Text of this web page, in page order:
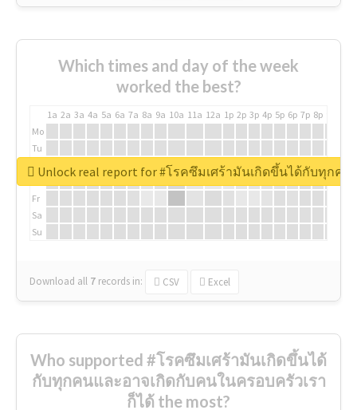
Which times and day of the week
worked the best?
1a 2a 3a 4a 5a 6a 7a 8a 9a 10a 11a 12a 1p 2p 3p 4p 5p 6p 7p 8p
Mo
Tu
We
Fr
Sa
Su
Download all 7 records in: CSV Excel
Unlock real report for #โรคซึมเศร้ามันเกิดขึ้นได้กับทุกค
Who supported #โรคซึมเศร้ามันเกิดขึ้นได้
กับทุกคนและอาจเกิดกับคนในครอบครัวเรา
ก็ได้ the most?